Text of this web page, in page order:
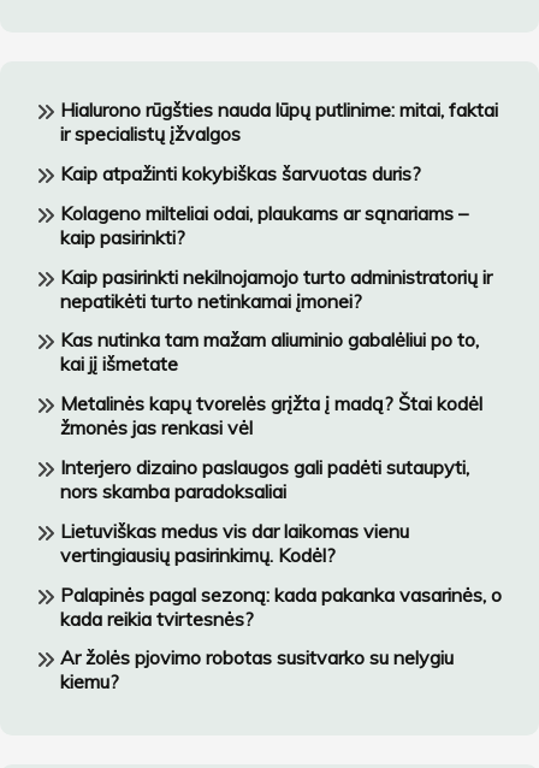
Hialurono rūgšties nauda lūpų putlinime: mitai, faktai
ir specialistų įžvalgos
Kaip atpažinti kokybiškas šarvuotas duris?
Kolageno milteliai odai, plaukams ar sąnariams –
kaip pasirinkti?
Kaip pasirinkti nekilnojamojo turto administratorių ir
nepatikėti turto netinkamai įmonei?
Kas nutinka tam mažam aliuminio gabalėliui po to,
kai jį išmetate
Metalinės kapų tvorelės grįžta į madą? Štai kodėl
žmonės jas renkasi vėl
Interjero dizaino paslaugos gali padėti sutaupyti,
nors skamba paradoksaliai
Lietuviškas medus vis dar laikomas vienu
vertingiausių pasirinkimų. Kodėl?
Palapinės pagal sezoną: kada pakanka vasarinės, o
kada reikia tvirtesnės?
Ar žolės pjovimo robotas susitvarko su nelygiu
kiemu?